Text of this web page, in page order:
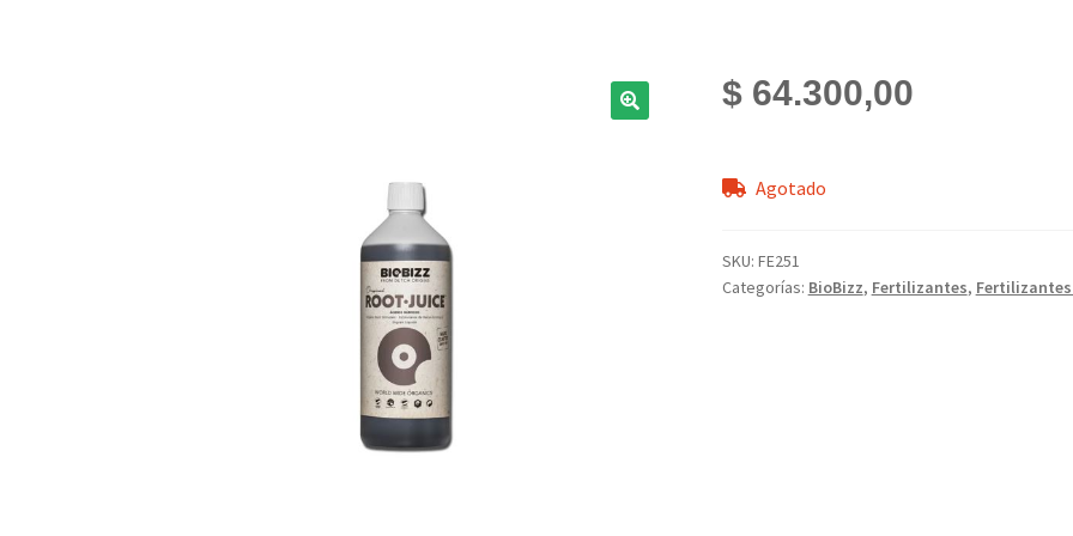
$64.300,00
Agotado
SKU: FE251
Categorías: BioBizz, Fertilizantes,